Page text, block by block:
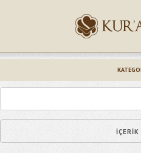
Epostanız (*)